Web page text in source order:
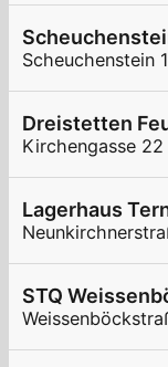
Scheuchenstein
Dreistetten
Kirchengasse 22
Lagerhaus
STQ